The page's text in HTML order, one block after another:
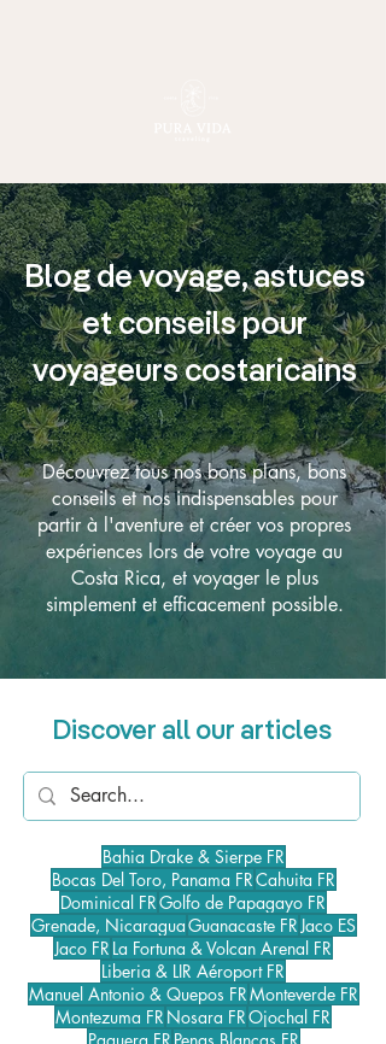
Blog de voyage, astuces
et conseils pour
voyageurs costaricains
Découvrez tous nos bons plans, bons
conseils et nos indispensables pour
partir à l'aventure et créer vos propres
expériences lors de votre voyage au
Costa Rica, et voyager le plus
simplement et efficacement possible.
Discover all our articles
Bahia Drake & Sierpe FR
Bocas Del Toro, Panama FRCahuita FR
Dominical FRGolfo de Papagayo FR
Grenade, NicaraguaGuanacaste FRJaco ES
Jaco FR La Fortuna & Volcan Arenal FR
Liberia & LIR Aéroport FR
Manuel Antonio & Quepos FRMonteverde FR
Montezuma FR Nosara FROjochal FR